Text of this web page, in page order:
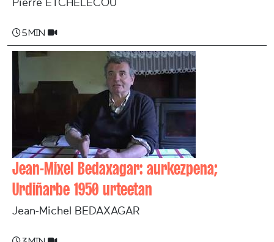
5 min
Jean-Mixel Bedaxagar: aurkezpena;
Urdiñarbe 1950 urteetan
Jean-Michel BEDAXAGAR